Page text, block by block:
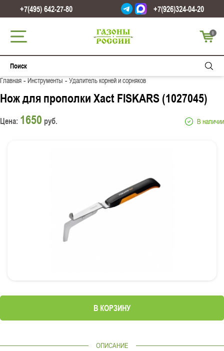
+7(495) 642-27-80 +7(926)324-04-20
0
Главная-Инструменты-Удалитель корней и сорняков
Нож для прополки Xact FISKARS (1027045)
Цена: 1650 руб. В наличии
В КОРЗИНУ
ОПИСАНИЕ